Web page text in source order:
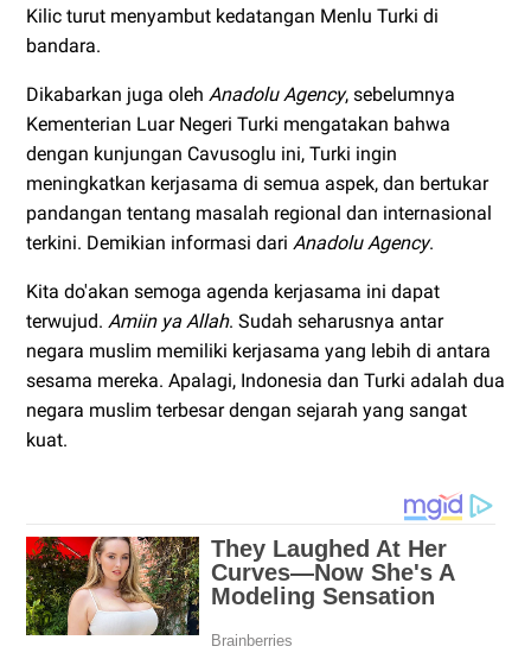
Kilic turut menyambut kedatangan Menlu Turki di
bandara.
Dikabarkan juga oleh Anadolu Agency, sebelumnya
Kementerian Luar Negeri Turki mengatakan bahwa
dengan kunjungan Cavusoglu ini, Turki ingin
meningkatkan kerjasama di semua aspek, dan bertukar
pandangan tentang masalah regional dan internasional
terkini. Demikian informasi dari Anadolu Agency.
Kita do'akan semoga agenda kerjasama ini dapat
terwujud. Amiin ya Allah. Sudah seharusnya antar
negara muslim memiliki kerjasama yang lebih di antara
sesama mereka. Apalagi, Indonesia dan Turki adalah dua
negara muslim terbesar dengan sejarah yang sangat
kuat.